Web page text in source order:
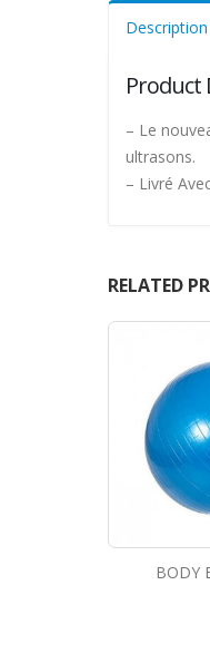
Description
Product
– Le
ultrasons.
– Livré
RELATED